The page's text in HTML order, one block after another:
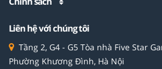
Liên hệ với chúng tôi
Tầng 2, G4 - G5 Tòa nhà Five Star
Phường Khương Đình, Hà Nội